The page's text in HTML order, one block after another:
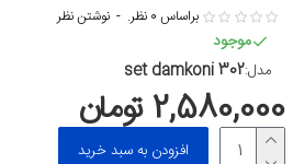
موجود
مدل:set damkoni 302
براساس 0 نظر. - نوشتن نظر
2,580,000 تومان
افزودن به سبد خرید